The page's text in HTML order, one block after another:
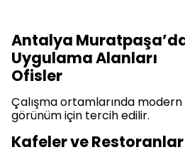
Antalya
Uygulama Alanları
Ofisler
Çalışma ortamlarında
görünüm için tercih edilir.
Kafeler ve Restoranlar